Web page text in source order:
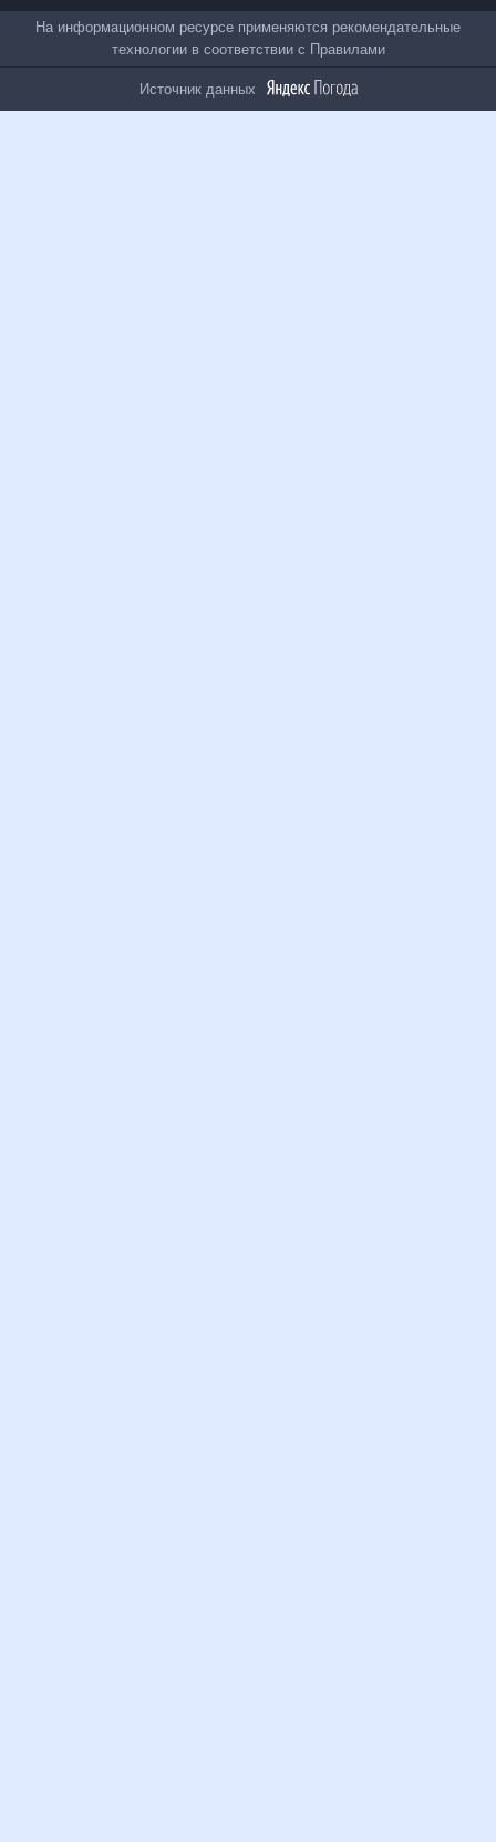
Все проекты
На информационном ресурсе применяются
рекомендательные технологии в соответствии с